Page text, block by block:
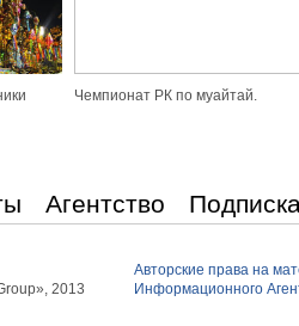
Чемпионат РК по муайтай.
Агентство
2013
Авторские права на
Информационного